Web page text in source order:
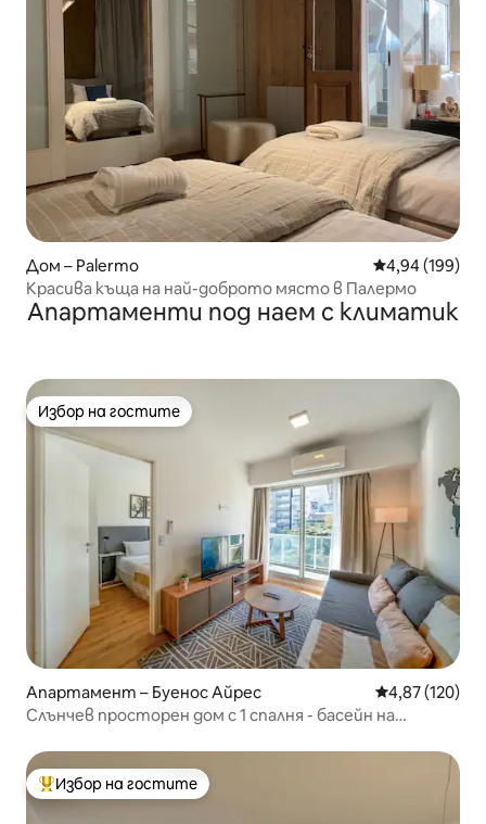
Дом – Palermo Средна
4,94 (199)
Красива къща на най-доброто място в Палермо
Апартаменти под наем с климатик
Избор на гостите
Избор на гостите
Апартамент – Буенос Айрес Средна
4,87 (120)
Слънчев просторен дом с 1 спалня - басейн на
Най-популярен избор на гостите
Избор на гостите